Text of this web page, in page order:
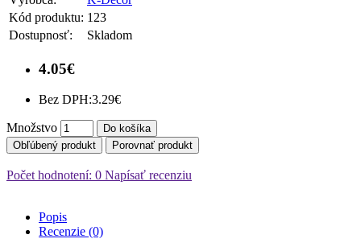
Kód produktu: 123
Dostupnosť:
Skladom
4.05€
Bez DPH:3.29€
Množstvo
Do košíka
Obľúbený produkt
Porovnať produkt
Počet hodnotení: 0 Napísať recenziu
Popis
Recenzie (0)